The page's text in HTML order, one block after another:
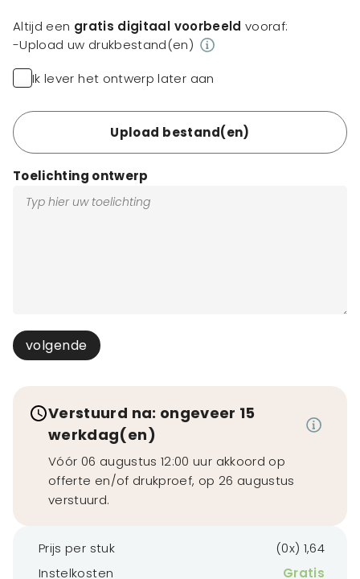
Altijd een gratis digitaal voorbeeld vooraf:
-Upload uw drukbestand(en)
Ik lever het ontwerp later aan
Upload bestand(en)
Toelichting ontwerp
volgende
Verstuurd na: ongeveer 15
werkdag(en)
Vóór 06 augustus 12:00 uur akkoord op
offerte en/of drukproef, op 26 augustus
verstuurd.
Prijs per stuk
(0x) 1,64
Instelkosten
Gratis